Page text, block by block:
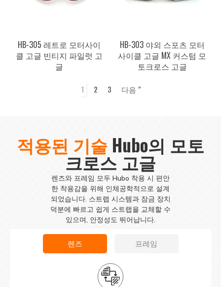
HB-305 레트로 모터사이
클 고글 빈티지 파일럿 고
글
HB-303 야외 스포츠 모터
사이클 고글 MX 커스텀 모
토크로스 고글
1 2 3 다음 "
적용된 기술 Hubo의 모토
크로스 고글
렌즈와 프레임 모두 Hubo 착용 시 편안
한 착용감을 위해 인체공학적으로 설계
되었습니다. 스트랩 시스템과 잠금 장치
덕분에 빠르고 쉽게 스트랩을 교체할 수
있으며, 안정성도 뛰어납니다.
렌즈 프레임